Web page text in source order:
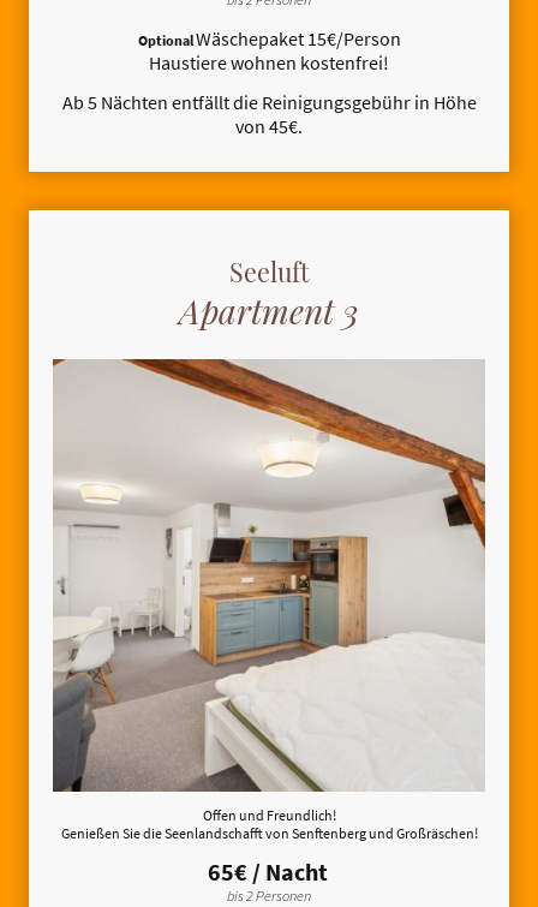
OptionalWäschepaket 15€/Person
Haustiere wohnen kostenfrei!
Ab 5 Nächten entfällt die Reinigungsgebühr in Höhe
von 45€.
Seeluft
Apartment 3
Offen und Freundlich!
Genießen Sie die Seenlandschafft von Senftenberg und Großräschen!
65€ / Nacht
bis 2 Personen